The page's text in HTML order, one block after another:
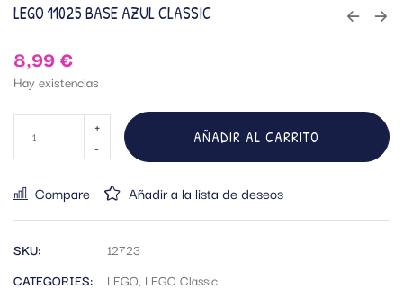
LEGO 11025 BASE AZUL CLASSIC
8,99€
Hay existencias
AÑADIR AL CARRITO
Compare Añadir a la lista de deseos
SKU:
12723
CATEGORIES:
LEGO, LEGO Classic